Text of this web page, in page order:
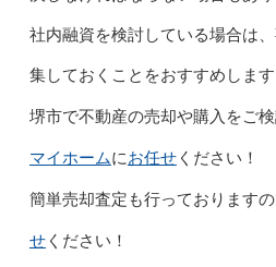
社内融資を検討している場合は
集しておくことをおすすめします
堺市で不動産の売却や購入をご
マイホームにお任せください！
簡単売却査定も行っております
せください！